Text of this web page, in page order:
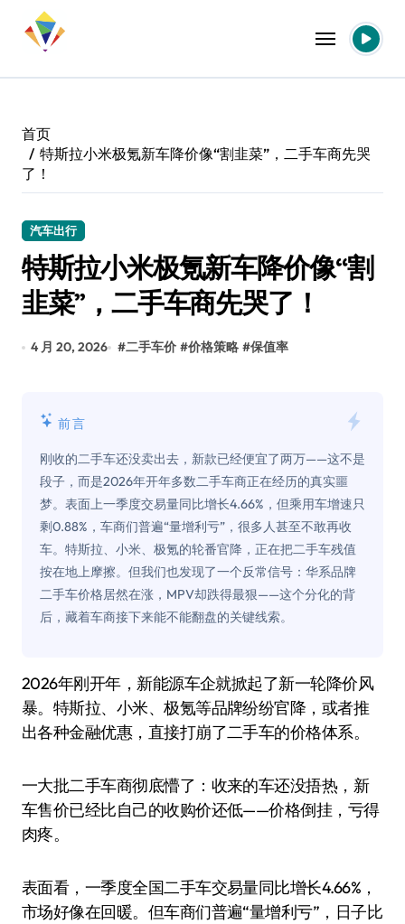
首页
特斯拉小米极氪新车降价像“割韭菜”，二手车商先哭
了！
汽车出行
特斯拉小米极氪新车降价像“割
韭菜”，二手车商先哭了！
4 月 20, 2026 #二手车价 #价格策略 #保值率
前言
刚收的二手车还没卖出去，新款已经便宜了两万——这不是
段子，而是2026年开年多数二手车商正在经历的真实噩
梦。表面上一季度交易量同比增长4.66%，但乘用车增速只
剩0.88%，车商们普遍“量增利亏”，很多人甚至不敢再收
车。特斯拉、小米、极氪的轮番官降，正在把二手车残值
按在地上摩擦。但我们也发现了一个反常信号：华系品牌
二手车价格居然在涨，MPV却跌得最狠——这个分化的背
后，藏着车商接下来能不能翻盘的关键线索。
2026年刚开年，新能源车企就掀起了新一轮降价风
暴。特斯拉、小米、极氪等品牌纷纷官降，或者推
出各种金融优惠，直接打崩了二手车的价格体系。
一大批二手车商彻底懵了：收来的车还没捂热，新
车售价已经比自己的收购价还低——价格倒挂，亏得
肉疼。
表面看，一季度全国二手车交易量同比增长4.66%，
市场好像在回暖。但车商们普遍“量增利亏”，日子比